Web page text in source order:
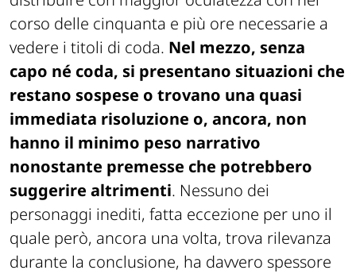
corso delle cinquanta e più ore necessarie a
vedere i titoli di coda. Nel mezzo, senza
capo né coda, si presentano situazioni che
restano sospese o trovano una quasi
immediata risoluzione o, ancora, non
hanno il minimo peso narrativo
nonostante premesse che potrebbero
suggerire altrimenti. Nessuno dei
personaggi inediti, fatta eccezione per uno il
quale però, ancora una volta, trova rilevanza
durante la conclusione, ha davvero spessore